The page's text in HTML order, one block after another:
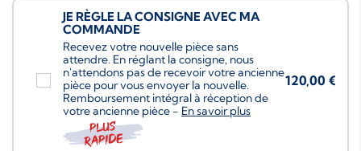
JE RÈGLE LA CONSIGNE AVEC MA
COMMANDE
Recevez votre nouvelle pièce sans
attendre. En réglant la consigne, nous
n'attendons pas de recevoir votre ancienne
pièce pour vous envoyer la nouvelle.
Remboursement intégral à réception de
votre ancienne pièce - En savoir plus
Plus
rapide
120,00 €